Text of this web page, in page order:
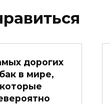
дорогих
в мире,
которые